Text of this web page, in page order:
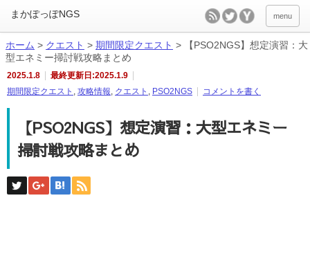
menu
ホーム > クエスト > 期間限定クエスト >
【PSO2NGS】想定演習：大
型エネミー掃討戦攻略まとめ
2025.1.8
最終更新日:2025.1.9
期間限定クエスト , 攻略情報, クエスト , PSO2NGS コメントを書く
【PSO2NGS】想定演習：大型エネミー
掃討戦攻略まとめ